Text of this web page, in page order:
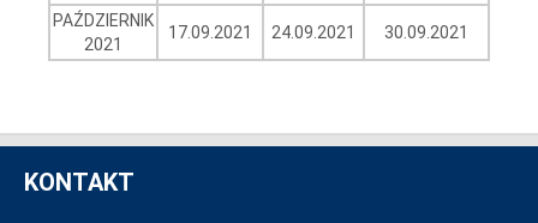
PAŹDZIERNIK
2021
17.09.2021 24.09.2021 30.09.2021
KONTAKT